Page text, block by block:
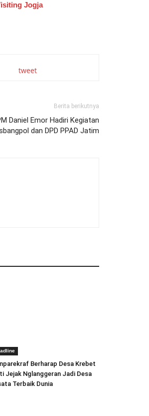
Jogja
tweet
Berita berikutnya
Daniel Emor Hadiri Kegiatan
dan DPD PPAD Jatim
Berharap Desa Krebet
Jejak Nglanggeran Jadi Desa
Terbaik Dunia